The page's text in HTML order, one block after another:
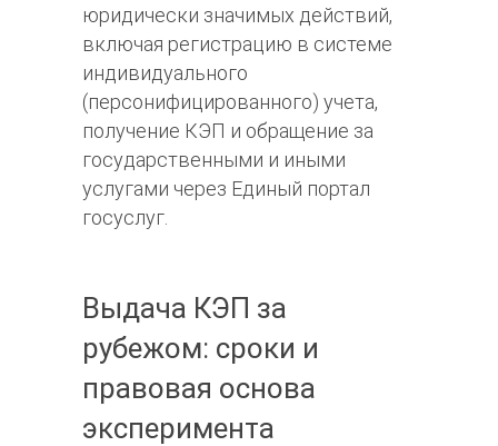
юридически значимых действий,
включая регистрацию в системе
индивидуального
(персонифицированного) учета,
получение КЭП и обращение за
государственными и иными
услугами через Единый портал
госуслуг.
Выдача КЭП за
рубежом: сроки и
правовая основа
эксперимента